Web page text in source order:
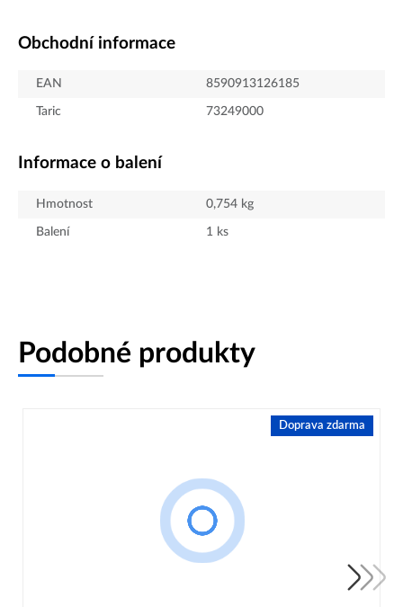
Obchodní informace
EAN 8590913126185
Taric 73249000
Informace o balení
Hmotnost 0,754 kg
Balení 1 ks
Podobné produkty
Doprava zdarma